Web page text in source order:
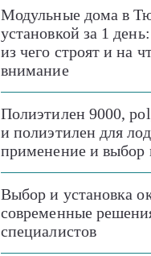
Модульные дома в
установкой за 1
из чего строят и на
внимание
Полиэтилен 9000,
и полиэтилен для
применение и выбор
Выбор и установка
современные
специалистов